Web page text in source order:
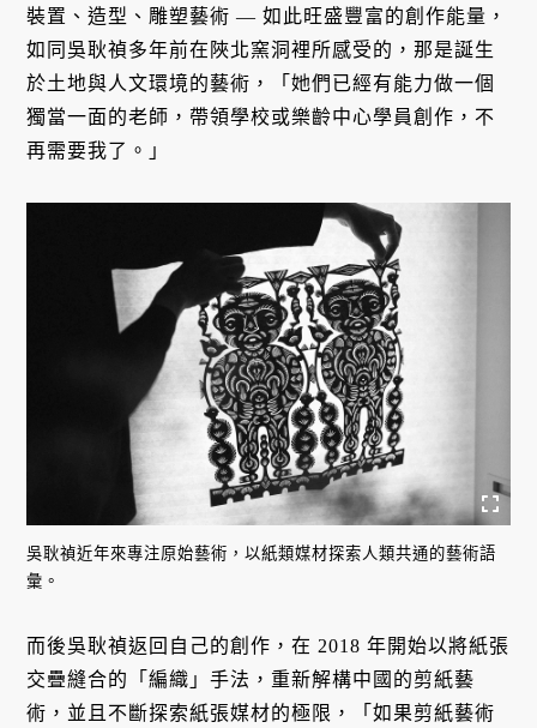
裝置、造型、雕塑藝術 — 如此旺盛豐富的創作能量，
如同吳耿禎多年前在陜北窯洞裡所感受的，那是誕生
於土地與人文環境的藝術，「她們已經有能力做一個
獨當一面的老師，帶領學校或樂齡中心學員創作，不
再需要我了。」
吳耿禎近年來專注原始藝術，以紙類媒材探索人類共通的藝術語
彙。
而後吳耿禎返回自己的創作，在 2018 年開始以將紙張
交疊縫合的「編織」手法，重新解構中國的剪紙藝
術，並且不斷探索紙張媒材的極限，「如果剪紙藝術